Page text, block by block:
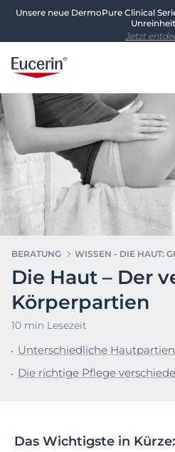
Unsere neue DermoPure Clinical
Jetzt
BERATUNG WISSEN - DIE HAUT:
Die Haut – Der
Körperpartien
10 min Lesezeit
Unterschiedliche Hautpartien
Die richtige Pflege
Das Wichtigste in Kürze: